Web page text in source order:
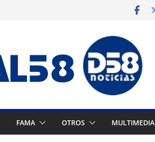
FAMA OTROS MULTIMEDIA